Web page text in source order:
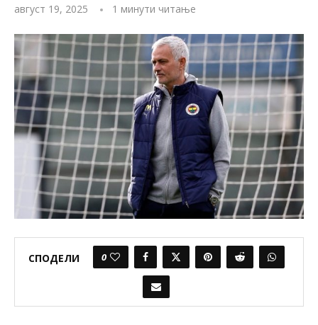
август 19, 2025 1 минути читање
СПОДЕЛИ 0